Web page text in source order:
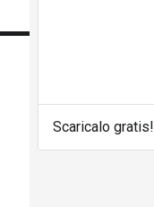
Scaricalo gratis!